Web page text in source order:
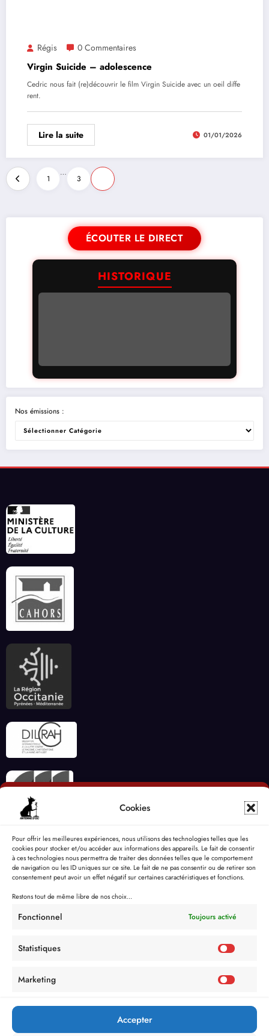
Cookies
Pour offrir les meilleures expériences, nous utilisons des technologies telles que les
cookies pour stocker et/ou accéder aux informations des appareils. Le fait de consentir
à ces technologies nous permettra de traiter des données telles que le comportement
de navigation ou les ID uniques sur ce site. Le fait de ne pas consentir ou de retirer son
consentement peut avoir un effet négatif sur certaines caractéristiques et fonctions.
Restons tout de même libre de nos choix...
Fonctionnel Toujours activé
Statistiques
Marketing
Accepter
Régis 0 Commentaires
Virgin Suicide – adolescence
Cedric nous fait (re)découvrir le film Virgin Suicide avec un oeil diffe
rent.
Lire la suite 01/01/2026
1
…
3
ÉCOUTER LE DIRECT
HISTORIQUE
Nos émissions :